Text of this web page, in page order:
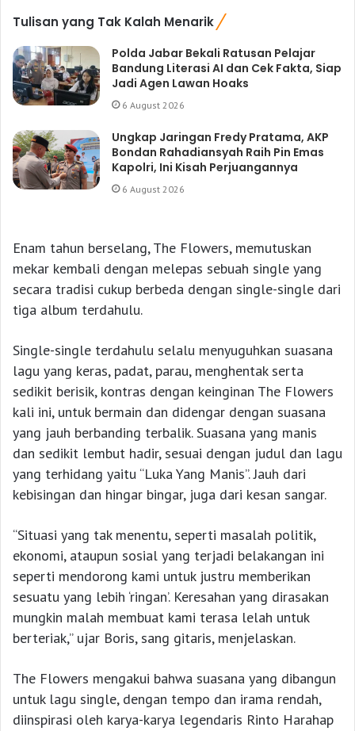
Tulisan yang Tak Kalah Menarik
Polda Jabar Bekali Ratusan Pelajar
Bandung Literasi AI dan Cek Fakta, Siap
Jadi Agen Lawan Hoaks
6 August 2026
Ungkap Jaringan Fredy Pratama, AKP
Bondan Rahadiansyah Raih Pin Emas
Kapolri, Ini Kisah Perjuangannya
6 August 2026
Enam tahun berselang, The Flowers, memutuskan
mekar kembali dengan melepas sebuah single yang
secara tradisi cukup berbeda dengan single-single dari
tiga album terdahulu.
Single-single terdahulu selalu menyuguhkan suasana
lagu yang keras, padat, parau, menghentak serta
sedikit berisik, kontras dengan keinginan The Flowers
kali ini, untuk bermain dan didengar dengan suasana
yang jauh berbanding terbalik. Suasana yang manis
dan sedikit lembut hadir, sesuai dengan judul dan lagu
yang terhidang yaitu “Luka Yang Manis”. Jauh dari
kebisingan dan hingar bingar, juga dari kesan sangar.
“Situasi yang tak menentu, seperti masalah politik,
ekonomi, ataupun sosial yang terjadi belakangan ini
seperti mendorong kami untuk justru memberikan
sesuatu yang lebih ‘ringan’. Keresahan yang dirasakan
mungkin malah membuat kami terasa lelah untuk
berteriak,” ujar Boris, sang gitaris, menjelaskan.
The Flowers mengakui bahwa suasana yang dibangun
untuk lagu single, dengan tempo dan irama rendah,
diinspirasi oleh karya-karya legendaris Rinto Harahap